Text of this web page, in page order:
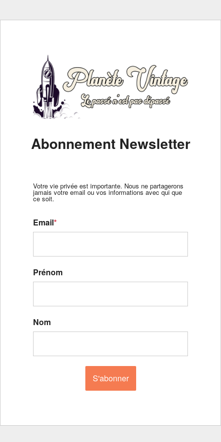
Abonnement Newsletter
Votre vie privée est importante. Nous ne partagerons
jamais votre email ou vos informations avec qui que
ce soit.
Email*
Prénom
Nom
S'abonner